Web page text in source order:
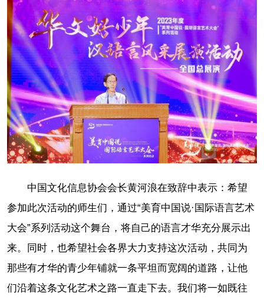
中国文化信息协会会长黄河浪在致辞中表示：希望
参加此次活动的师生们，通过“美育中国说·国际语言艺术
大会”系列活动这个舞台，将自己的语言才华充分展示出
来。同时，也希望社会各界大力支持这次活动，共同为
那些有才华的青少年铺就一条平坦而宽阔的道路，让他
们沿着这条文化艺术之路一直走下去。我们将一如既往